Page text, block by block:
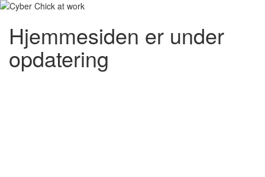
Hjemmesiden er under
opdatering